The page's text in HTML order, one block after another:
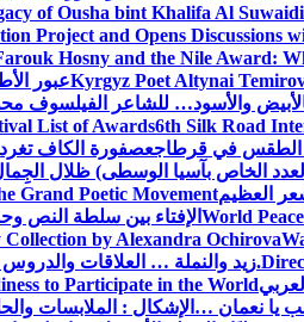
of Ousha bint Khalifa Al Suwaidi
Project and Opens Discussions
Hosny and the Nile Award:
Kyrgyz Poet Altynaiعبور
والأسود… للشاعر الفيلسوف
List of Awards6th Silk Road
الطقس في قرطاجعصفورة الكاف
الخاص بآسيا الوسطى) ظلال
العظيمGrand Poetic Movement
World الإفتاء بين سلطة النص
by Alexandra Ochirova
زيد والنملة … العلاقات والدروس
to Participate in the World
يا نعمان …الإشكال : الملابسات